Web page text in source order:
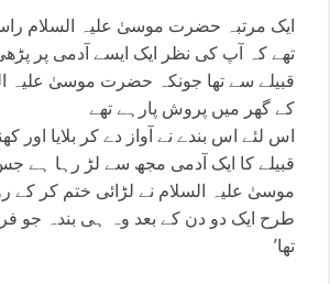
ایک مرتبہ حضرت موسیٰ علیہ السلام
تھے کہ آپ کی نظر ایک ایسے آدمی پر
قبیلے سے تھا جونکہ حضرت موسیٰ علیہ
کے گھر میں پروش پارہے تھے
اس لئے اس بندے نے آواز دے کر بلایا اور
قبیلے کا ایک آدمی مجھ سے لڑ رہا ہے
موسیٰ علیہ السلام نے لڑائی ختم کر کے
طرح ایک دو دن کے بعد وہ ہی بندہ جو
تھا’